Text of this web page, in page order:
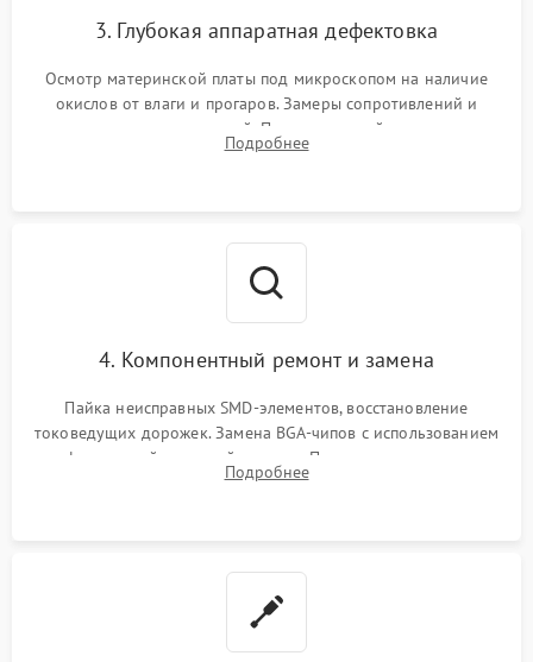
3. Глубокая аппаратная дефектовка
Осмотр материнской платы под микроскопом на наличие
окислов от влаги и прогаров. Замеры сопротивлений и
дежурных напряжений. Проверка цепей питания,
мультиконтроллера, процессора и видеочипа.
Подробнее
4. Компонентный ремонт и замена
Пайка неисправных SMD-элементов, восстановление
токоведущих дорожек. Замена BGA-чипов с использованием
инфракрасной паяльной станции. Прошивка микросхемы
BIOS или замена поврежденных портов USB
Подробнее